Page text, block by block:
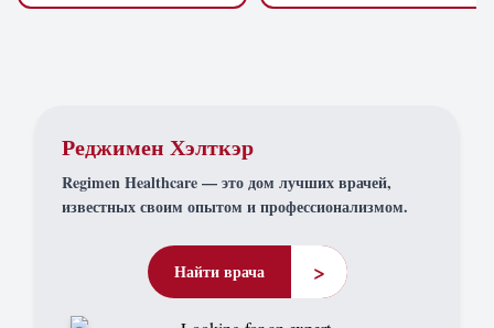
Реджимен Хэлткэр
Regimen Healthcare — это дом лучших врачей,
известных своим опытом и профессионализмом.
Найти врача >